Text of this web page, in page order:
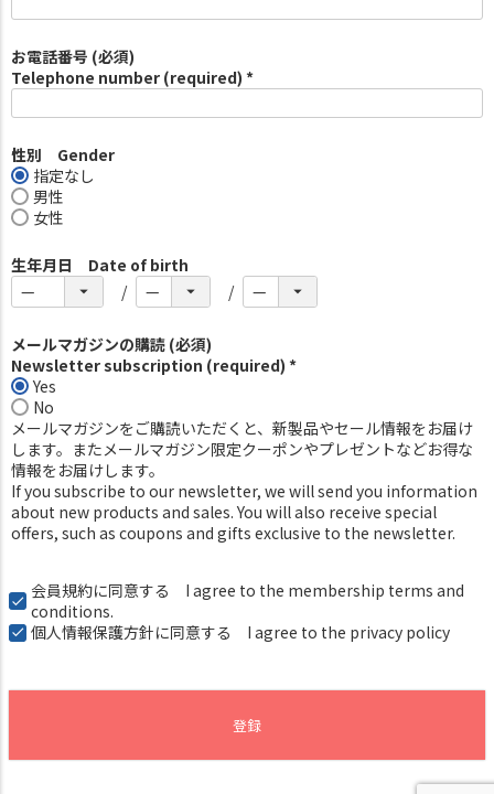
お電話番号 (必須)
Telephone number (required) *
性別 Gender
指定なし
男性
女性
生年月日 Date of birth
メールマガジンの購読 (必須)
Newsletter subscription (required) *
Yes
No
メールマガジンをご購読いただくと、新製品やセール情報をお届け
します。またメールマガジン限定クーポンやプレゼントなどお得な
情報をお届けします。
If you subscribe to our newsletter, we will send you information
about new products and sales. You will also receive special
offers, such as coupons and gifts exclusive to the newsletter.
会員規約に同意する I agree to the membership terms and
conditions.
個人情報保護方針に同意する I agree to the privacy policy
登録